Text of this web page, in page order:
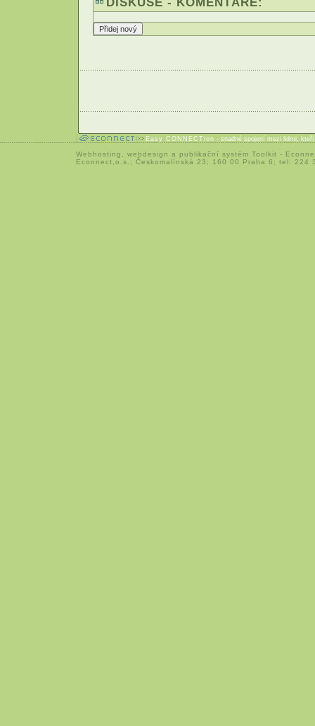
Easy CONNECTion - snadné spojení mezi lidmi,
Webhosting webdesign a publikační systém Toolkit -
Econnect,o.s.; Českomalínská 23; 160 00 Praha 6; tel: 224